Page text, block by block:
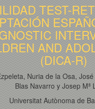
TEST-
AND
(DICA-R)
Nuria de la Osa,
Blas Navarro y Josep Mª
Universitat Autònoma de